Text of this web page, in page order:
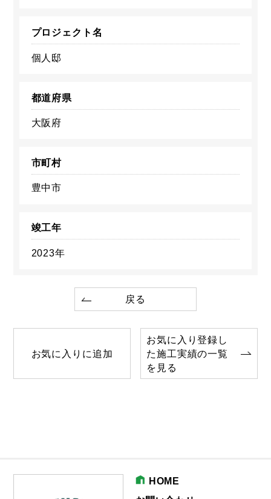
プロジェクト名
個人邸
都道府県
大阪府
市町村
豊中市
竣工年
2023年
戻る
お気に入りに追加
お気に入り登録し
た施工実績の一覧
を見る
HOME